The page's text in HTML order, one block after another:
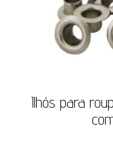
Ilhós para